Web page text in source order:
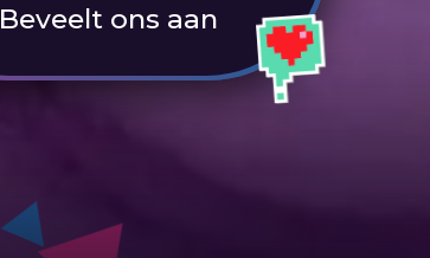
Beveelt ons aan